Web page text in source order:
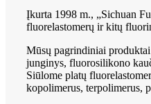
Įkurta 1998 m., „Sichuan
fluorelastomerų ir kitų
Mūsų pagrindiniai
junginys, fluorosilikono
Siūlome platų
kopolimerus, terpolimerus,